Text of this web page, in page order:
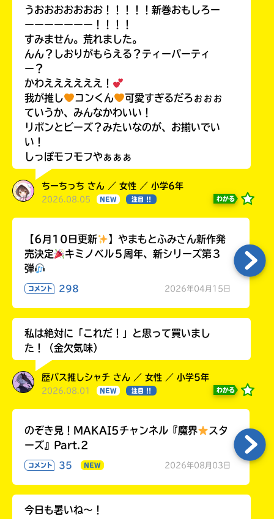
うおおおおおおお！！！！！新巻おもしろー
ーーーーーーー！！！！
すみません。荒れました。
んん？しおりがもらえる？ティーパーティ
ー？
かわええええええ！
我が推し
コンくん
可愛すぎるだろぉぉぉ
ていうか、みんなかわいい！
リボンとビーズ？みたいなのが、お揃いでい
い！
しっぽモフモフやぁぁぁ
ちーちっち さん ／ 女性 ／ 小学6年
2026.08.05 NEW 注目 !! わかる
【6月10日更新
】やまもとふみさん新作発
売決定
キミノベル５周年、新シリーズ第３
弾
コメント 298 2026年04月15日
私は絶対に「これだ！」と思って買いまし
た！（金欠気味）
歴バス推しシャチ さん ／ 女性 ／ 小学5年
2026.08.01 NEW 注目 !! わかる
のぞき見！MAKAI5チャンネル『魔界
スタ
ーズ』Part.2
コメント 35 NEW 2026年08月03日
今日も暑いね〜！